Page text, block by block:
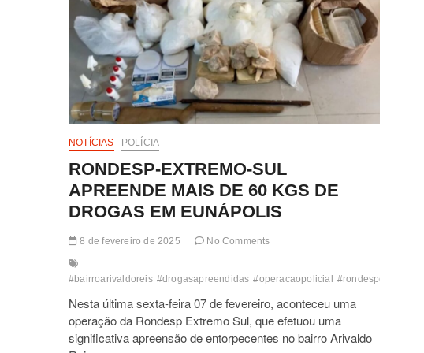
NOTÍCIAS POLÍCIA
RONDESP-EXTREMO-SUL
APREENDE MAIS DE 60 KGS DE
DROGAS EM EUNÁPOLIS
8 de fevereiro de 2025 No Comments
#bairroarivaldoreis #drogasapreendidas #operacaopolicial #rondespextremosul
Nesta última sexta-feira 07 de fevereiro, aconteceu uma
operação da Rondesp Extremo Sul, que efetuou uma
significativa apreensão de entorpecentes no bairro Arivaldo